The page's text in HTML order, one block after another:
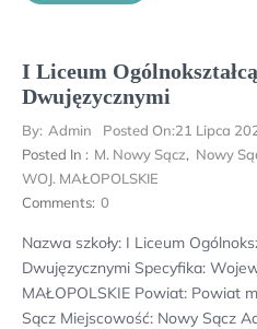
I Liceum
Dwujęzycznymi
By: Admin Posted On:21 Lipca
Posted In : M. Nowy Sącz, Nowy
WOJ. MAŁOPOLSKIE
Comments: 0
Nazwa szkoły: I Liceum
Dwujęzycznymi Specyfika:
MAŁOPOLSKIE Powiat: Powiat
Sącz Miejscowość: Nowy Sącz